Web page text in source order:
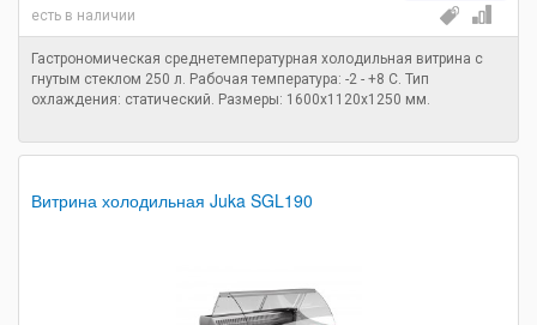
есть в наличии
Гастрономическая среднетемпературная холодильная витрина с
гнутым стеклом 250 л. Рабочая температура: -2 - +8 C. Тип
охлаждения: статический. Размеры: 1600х1120х1250 мм.
Витрина холодильная Juka SGL190